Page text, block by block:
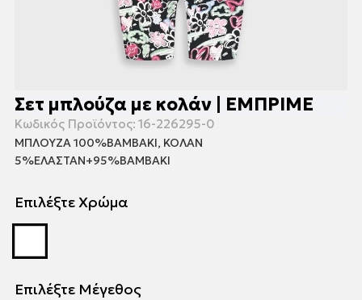
Σετ μπλούζα με κολάν | ΕΜΠΡΙΜΕ
Κωδικός Προϊόντος: 16-226295-0
ΜΠΛΟΥΖΑ 100%ΒΑΜΒΑΚΙ, ΚΟΛΑΝ
5%ΕΛΑΣΤΑΝ+95%ΒΑΜΒΑΚΙ
Επιλέξτε Χρώμα
Επιλέξτε Μέγεθος